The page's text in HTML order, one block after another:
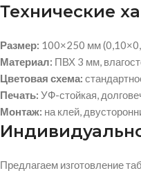
Технические
Размер: 100×250 мм
Материал: ПВХ 3 мм,
Цветовая схема:
Печать: УФ-стойкая,
Монтаж: на клей,
Предлагаем изготовление